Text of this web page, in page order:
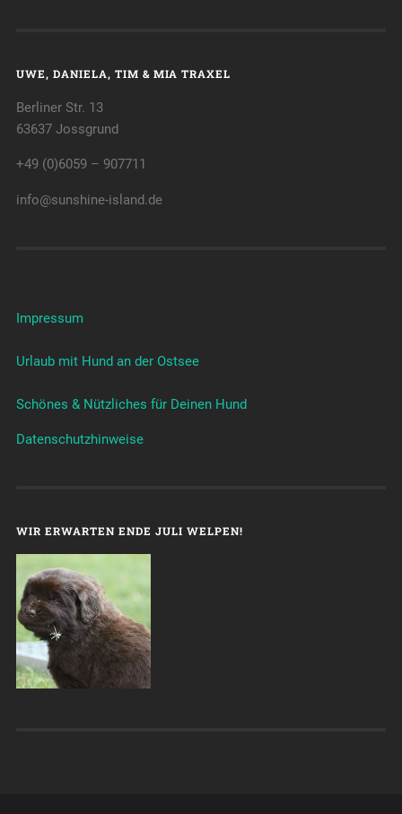
UWE, DANIELA, TIM & MIA TRAXEL
Berliner Str. 13
63637 Jossgrund
+49 (0)6059 – 907711
info@sunshine-island.de
Impressum
Urlaub mit Hund an der Ostsee
Schönes & Nützliches für Deinen Hund
Datenschutzhinweise
WIR ERWARTEN ENDE JULI WELPEN!